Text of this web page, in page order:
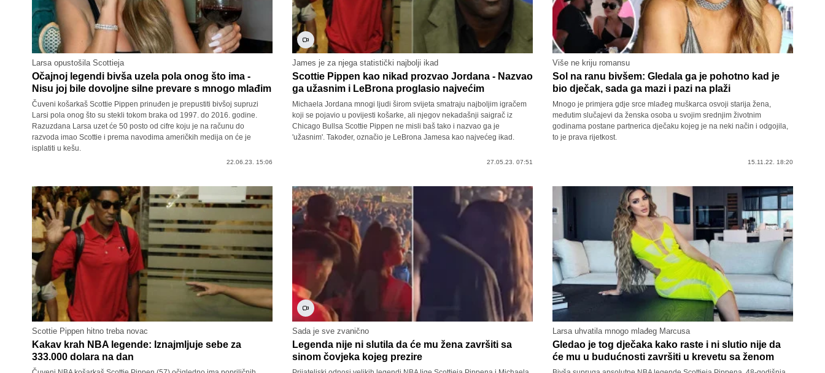
Larsa opustošila Scottieja
Očajnoj legendi bivša uzela pola onog što ima -
Nisu joj bile dovoljne silne prevare s mnogo mlađim
Čuveni košarkaš Scottie Pippen prinuđen je prepustiti bivšoj supruzi
Larsi pola onog što su stekli tokom braka od 1997. do 2016. godine.
Razuzdana Larsa uzet će 50 posto od cifre koju je na računu do
razvoda imao Scottie i prema navodima američkih medija on će je
isplatiti u kešu.
22.06.23. 15:06
James je za njega statistički najbolji ikad
Scottie Pippen kao nikad prozvao Jordana - Nazvao
ga užasnim i LeBrona proglasio najvećim
Michaela Jordana mnogi ljudi širom svijeta smatraju najboljim igračem
koji se pojavio u povijesti košarke, ali njegov nekadašnji saigrač iz
Chicago Bullsa Scottie Pippen ne misli baš tako i nazvao ga je
'užasnim'. Također, označio je LeBrona Jamesa kao najvećeg ikad.
27.05.23. 07:51
Više ne kriju romansu
Sol na ranu bivšem: Gledala ga je pohotno kad je
bio dječak, sada ga mazi i pazi na plaži
Mnogo je primjera gdje srce mlađeg muškarca osvoji starija žena,
međutim slučajevi da ženska osoba u svojim srednjim životnim
godinama postane partnerica dječaku kojeg je na neki način i odgojila,
to je prava rijetkost.
15.11.22. 18:20
Scottie Pippen hitno treba novac
Kakav krah NBA legende: Iznajmljuje sebe za
333.000 dolara na dan
Sada je sve zvanično
Legenda nije ni slutila da će mu žena završiti sa
sinom čovjeka kojeg prezire
Larsa uhvatila mnogo mlađeg Marcusa
Gledao je tog dječaka kako raste i ni slutio nije da
će mu u budućnosti završiti u krevetu sa ženom